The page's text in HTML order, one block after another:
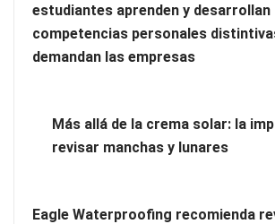
estudiantes aprenden y desarrollan
competencias personales
demandan las empresas
Más allá de la crema solar: la
revisar manchas y lunares
Eagle Waterproofing recomienda